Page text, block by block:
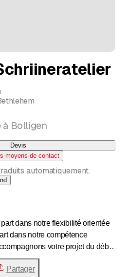
à Bolligen
Devis
moyens de contact
automatiquement.
dans notre flexibilité orientée
dans notre compétence
votre projet du début
la mise en œuvre de vos
le calcul des coûts, la
Partager